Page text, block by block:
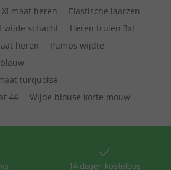
Xl maat heren
Elastische laarzen
wijde schacht
Heren truien 3xl
heren
Pumps wijdte
turquoise
44
Wijde blouse korte mouw
14 dagen kosteloos